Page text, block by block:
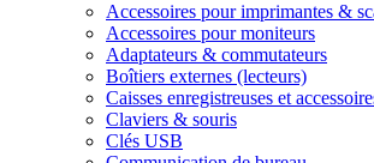
Accessoires pour imprimantes &
Accessoires pour moniteurs
Adaptateurs & commutateurs
Boîtiers externes (lecteurs)
Caisses enregistreuses et
Claviers & souris
Clés USB